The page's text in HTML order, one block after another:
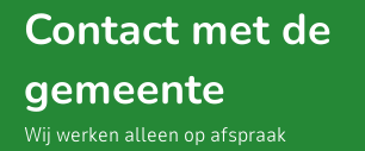
Contact met de
gemeente
Wij werken alleen op afspraak